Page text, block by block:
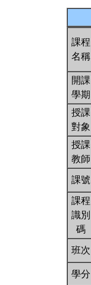
課程
名稱
開課
學期
授課
對象
授課
教師
課號
課程
識別
碼
班次
學分